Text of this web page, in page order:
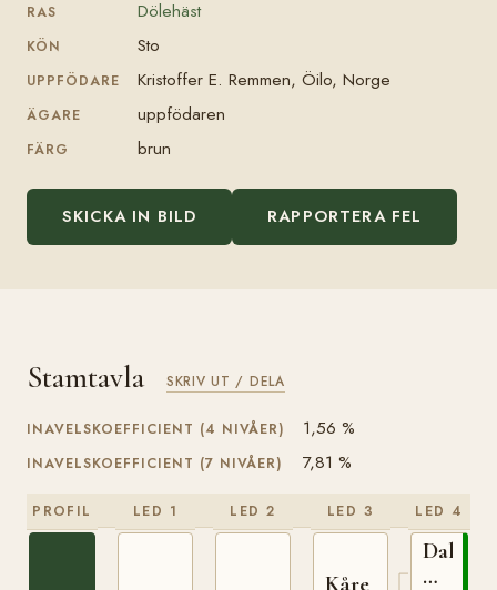
RAS Dölehäst
KÖN Sto
UPPFÖDARE Kristoffer E. Remmen, Öilo, Norge
ÄGARE uppfödaren
FÄRG brun
SKICKA IN BILD RAPPORTERA FEL
Stamtavla SKRIV UT / DELA
INAVELSKOEFFICIENT (4 NIVÅER) 1,56 %
INAVELSKOEFFICIENT (7 NIVÅER) 7,81 %
PROFIL LED 1 LED 2 LED 3
Kåre
LED 4
N